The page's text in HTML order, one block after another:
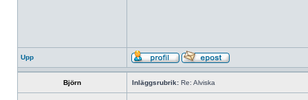
Upp
Björn Inläggsrubrik: Re: Alviska